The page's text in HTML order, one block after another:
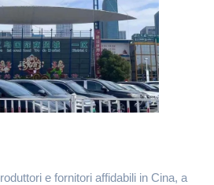
e fornitori affidabili in Cina, a